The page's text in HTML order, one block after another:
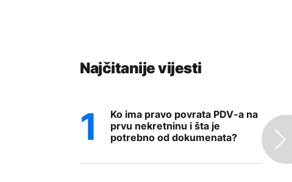
Najčitanije vijesti
Ko ima pravo povrata PDV-a na
prvu nekretninu i šta je
potrebno od dokumenata?